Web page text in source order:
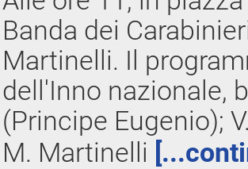
Banda dei
Martinelli. Il
dell'Inno nazionale,
(Principe Eugenio);
M. Martinelli